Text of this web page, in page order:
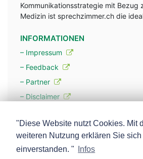
Kommunikationsstrategie mit Bezug
Medizin ist sprechzimmer.ch die
INFORMATIONEN
– Impressum
– Feedback
– Partner
– Disclaimer
– Werbung
– Mehr über unsere Experten
"Diese Website nutzt Cookies. Mit
weiteren Nutzung erklären Sie sich
einverstanden. "
Infos